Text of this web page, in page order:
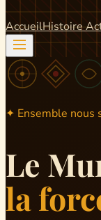
AccueilHistoire
✦ Ensemble nous
Le
la